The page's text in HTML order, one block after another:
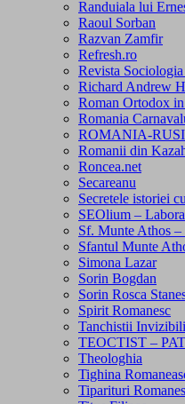
Randuiala lui
Raoul Sorban
Razvan Zamfir
Refresh.ro
Revista
Richard Andrew
Roman Ortodox
Romania
ROMANIA-
Romanii din
Roncea.net
Secareanu
Secretele istoriei
SEOlium –
Sf. Munte Athos –
Sfantul Munte
Simona Lazar
Sorin Bogdan
Sorin Rosca
Spirit Romanesc
Tanchistii Invizibili
TEOCTIST –
Theologhia
Tighina
Tiparituri